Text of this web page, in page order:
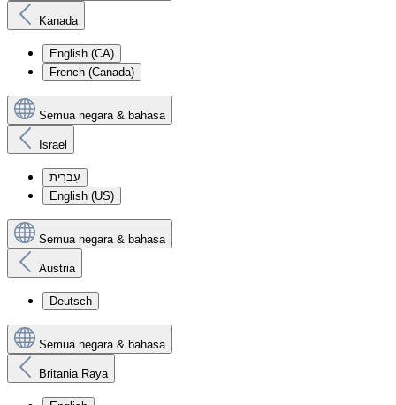
Kanada
English (CA)
French (Canada)
Semua negara & bahasa
Israel
עִברִית
English (US)
Semua negara & bahasa
Austria
Deutsch
Semua negara & bahasa
Britania Raya